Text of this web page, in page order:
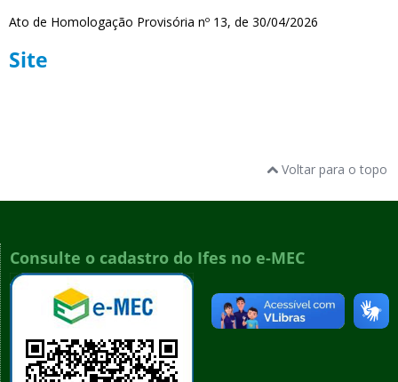
Ato de Homologação Provisória nº 13, de 30/04/2026
Site
Voltar para o topo
Consulte o cadastro do Ifes no e-MEC